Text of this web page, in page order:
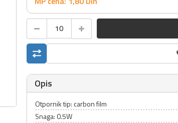
Opis
Otpornik tip: carbon film
Snaga: 0.5W